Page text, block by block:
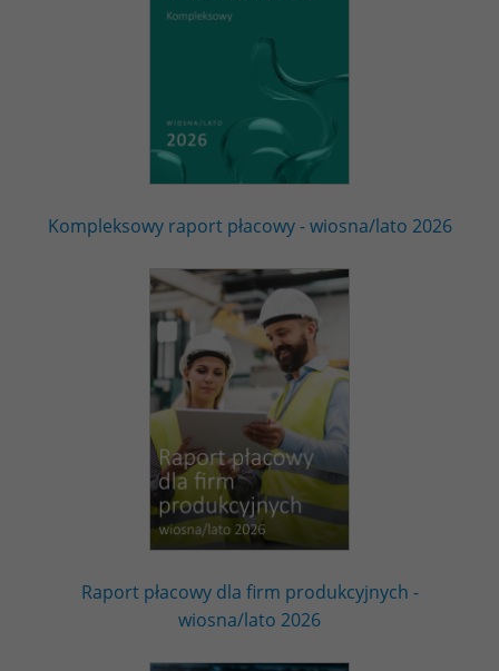
Kompleksowy raport płacowy - wiosna/lato 2026
Raport płacowy dla firm produkcyjnych -
wiosna/lato 2026